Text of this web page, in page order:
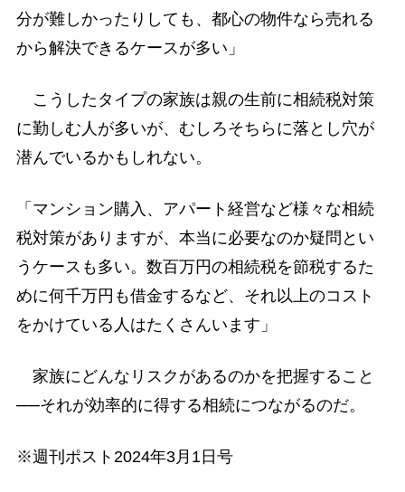
分が難しかったりしても、都心の物件なら売れる
から解決できるケースが多い」
こうしたタイプの家族は親の生前に相続税対策
に勤しむ人が多いが、むしろそちらに落とし穴が
潜んでいるかもしれない。
「マンション購入、アパート経営など様々な相続
税対策がありますが、本当に必要なのか疑問とい
うケースも多い。数百万円の相続税を節税するた
めに何千万円も借金するなど、それ以上のコスト
をかけている人はたくさんいます」
家族にどんなリスクがあるのかを把握すること
──それが効率的に得する相続につながるのだ。
※週刊ポスト2024年3月1日号